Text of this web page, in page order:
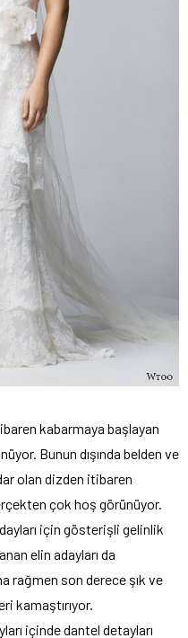
kabarmaya başlayan
Bunun dışında belden ve
olan dizden itibaren
çok hoş görünüyor.
için gösterişli gelinlik
elin adayları da
rağmen son derece şık ve
kamaştırıyor.
içinde dantel detayları